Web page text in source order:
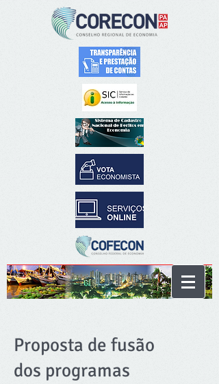
Proposta de fusão
dos programas